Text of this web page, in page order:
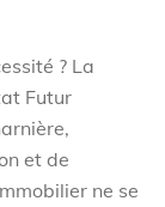
? La
Futur
et de
ne se